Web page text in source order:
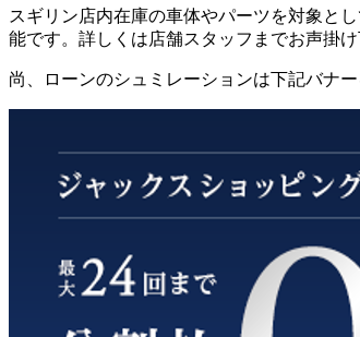
スギリン店内在庫の車体やパーツを対象と
能です。詳しくは店舗スタッフまでお声掛け
尚、ローンのシュミレーションは下記バナ